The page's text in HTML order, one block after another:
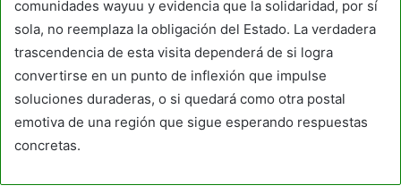
comunidades wayuu y evidencia que la solidaridad, por sí
sola, no reemplaza la obligación del Estado. La verdadera
trascendencia de esta visita dependerá de si logra
convertirse en un punto de inflexión que impulse
soluciones duraderas, o si quedará como otra postal
emotiva de una región que sigue esperando respuestas
concretas.